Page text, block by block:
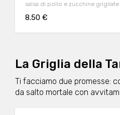
salsa di pollo e zucchine grigliate
8.50 €
La Griglia della
Ti facciamo due promesse:
da salto mortale con